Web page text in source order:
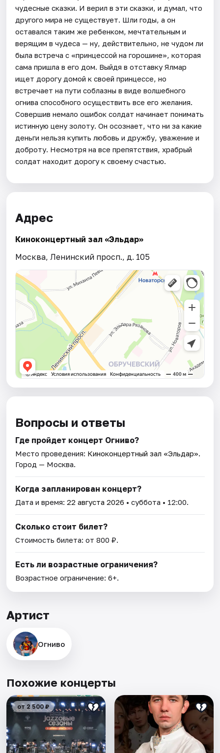
чудесные сказки. И верил в эти сказки, и думал, что
другого мира не существует. Шли годы, а он
оставался таким же ребенком, мечтательным и
верящим в чудеса — ну, действительно, не чудом ли
была встреча с «принцессой на горошине», которая
сама пришла в его дом. Выйдя в отставку Ялмар
ищет дорогу домой к своей принцессе, но
встречает на пути соблазны в виде волшебного
огнива способного осуществить все его желания.
Совершив немало ошибок солдат начинает понимать
истинную цену золоту. Он осознает, что ни за какие
деньги нельзя купить любовь и дружбу, уважение и
доброту. Несмотря на все препятствия, храбрый
солдат находит дорогу к своему счастью.
Адрес
Киноконцертный зал «Эльдар»
Москва, Ленинский просп., д. 105
Вопросы и ответы
Где пройдет концерт Огниво?
Место проведения: Киноконцертный зал «Эльдар».
Город — Москва.
Когда запланирован концерт?
Дата и время:22 августа 2026 • суббота • 12:00.
Сколько стоит билет?
Стоимость билета: от 800 ₽.
Есть ли возрастные ограничения?
Возрастное ограничение: 6+.
Артист
Огниво
Похожие концерты
от 2 500 ₽